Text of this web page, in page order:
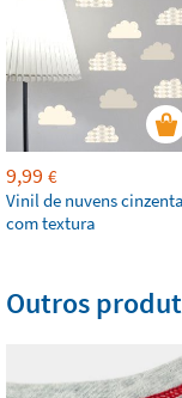
9,99 €
Vinil de nuvens
com textura
Outros